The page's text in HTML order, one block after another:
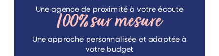
Une agence de proximitéà votre écoute
100%sur mesure
Une approche personnalisée et adaptée à
votre budget